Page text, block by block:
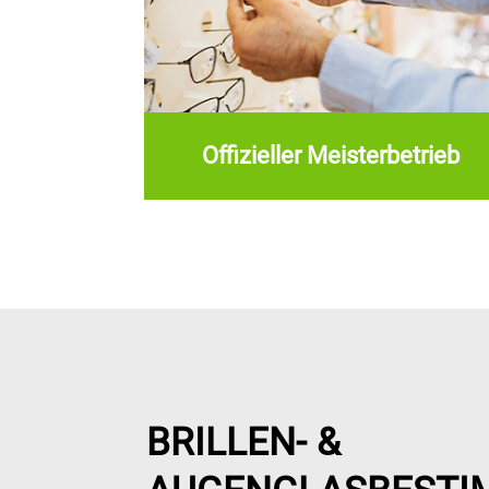
Offizieller Meisterbetrieb
BRILLEN- &